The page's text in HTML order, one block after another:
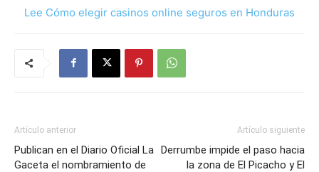
Lee Cómo elegir casinos online seguros en Honduras
Artículo anterior
Publican en el Diario Oficial La
Gaceta el nombramiento de
Artículo siguiente
Derrumbe impide el paso hacia
la zona de El Picacho y El